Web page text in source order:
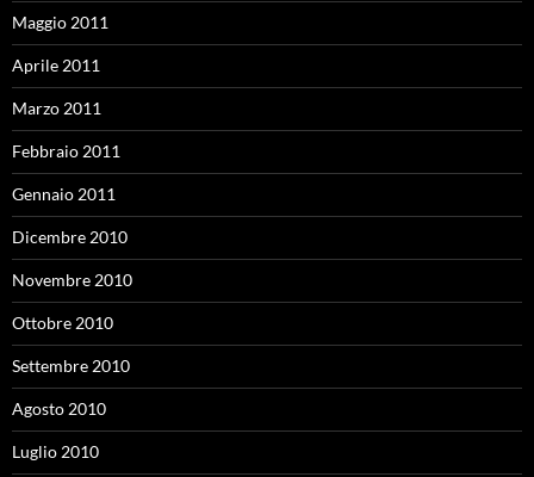
Maggio 2011
Aprile 2011
Marzo 2011
Febbraio 2011
Gennaio 2011
Dicembre 2010
Novembre 2010
Ottobre 2010
Settembre 2010
Agosto 2010
Luglio 2010